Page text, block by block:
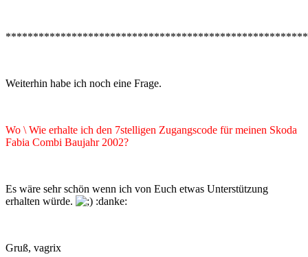
Weiterhin habe ich noch eine Frage.
Wo \ Wie erhalte ich den 7stelligen Zugangscode für meinen Skoda
Fabia Combi Baujahr 2002?
Es wäre sehr schön wenn ich von Euch etwas Unterstützung
erhalten würde.
:danke:
Gruß, vagrix